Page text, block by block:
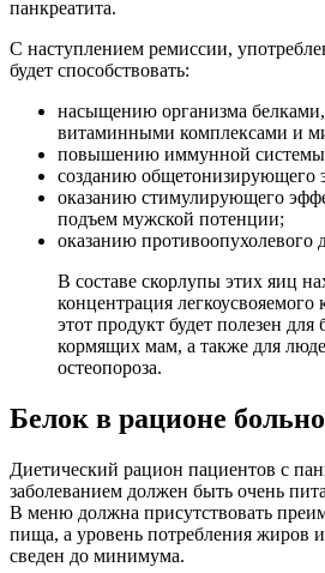
панкреатита.
С наступлением ремиссии,
будет способствовать:
насыщению организма
витаминными комплексами и
повышению иммунной системы
созданию общетонизирующего
оказанию стимулирующего
подъем мужской потенции;
оказанию противоопухолевого
В составе скорлупы этих яиц
концентрация легкоусвояемого
этот продукт будет полезен
кормящих мам, а также для
остеопороза.
Белок в рационе
Диетический рацион пациентов с
заболеванием должен быть очень
В меню должна присутствовать
пища, а уровень потребления жиров
сведен до минимума.